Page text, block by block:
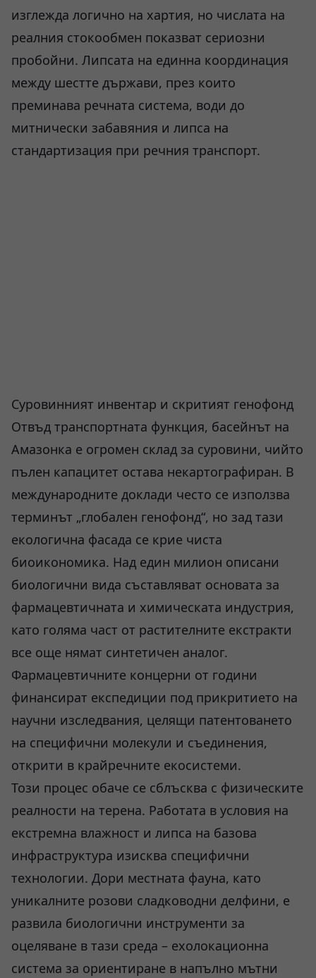
изглежда логично на хартия, но числата на
реалния стокообмен показват сериозни
пробойни. Липсата на единна координация
между шестте държави, през които
преминава речната система, води до
митнически забавяния и липса на
стандартизация при речния транспорт.
Суровинният инвентар и скритият генофонд
Отвъд транспортната функция, басейнът на
Амазонка е огромен склад за суровини, чийто
пълен капацитет остава некартографиран. В
международните доклади често се използва
терминът „глобален генофонд“, но зад тази
екологична фасада се крие чиста
биоикономика. Над един милион описани
биологични вида съставляват основата за
фармацевтичната и химическата индустрия,
като голяма част от растителните екстракти
все още нямат синтетичен аналог.
Фармацевтичните концерни от години
финансират експедиции под прикритието на
научни изследвания, целящи патентоването
на специфични молекули и съединения,
открити в крайречните екосистеми.
Този процес обаче се сблъсква с физическите
реалности на терена. Работата в условия на
екстремна влажност и липса на базова
инфраструктура изисква специфични
технологии. Дори местната фауна, като
уникалните розови сладководни делфини, е
развила биологични инструменти за
оцеляване в тази среда – ехолокационна
система за ориентиране в напълно мътни